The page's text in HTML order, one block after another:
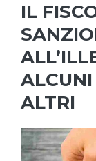
IL
ALTRI